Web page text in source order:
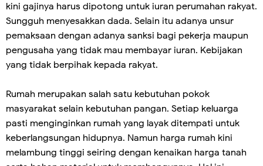
kini gajinya harus dipotong untuk iuran perumahan rakyat.
Sungguh menyesakkan dada. Selain itu adanya unsur
pemaksaan dengan adanya sanksi bagi pekerja maupun
pengusaha yang tidak mau membayar iuran. Kebijakan
yang tidak berpihak kepada rakyat.
Rumah merupakan salah satu kebutuhan pokok
masyarakat selain kebutuhan pangan. Setiap keluarga
pasti menginginkan rumah yang layak ditempati untuk
keberlangsungan hidupnya. Namun harga rumah kini
melambung tinggi seiring dengan kenaikan harga tanah